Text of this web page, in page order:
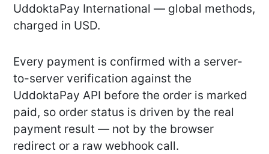
UddoktaPay International — global methods,
charged in USD.
Every payment is confirmed with a server-
to-server verification against the
UddoktaPay API before the order is marked
paid, so order status is driven by the real
payment result — not by the browser
redirect or a raw webhook call.